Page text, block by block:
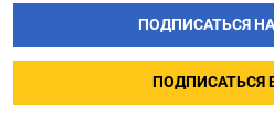
ПОДПИСАТЬСЯ
ПОДПИСАТЬСЯ В